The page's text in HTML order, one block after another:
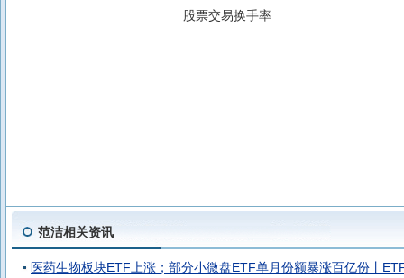
股票交易换手率
范洁相关资讯
医药生物板块ETF上涨；部分小微盘ETF单月份额暴涨百亿份丨